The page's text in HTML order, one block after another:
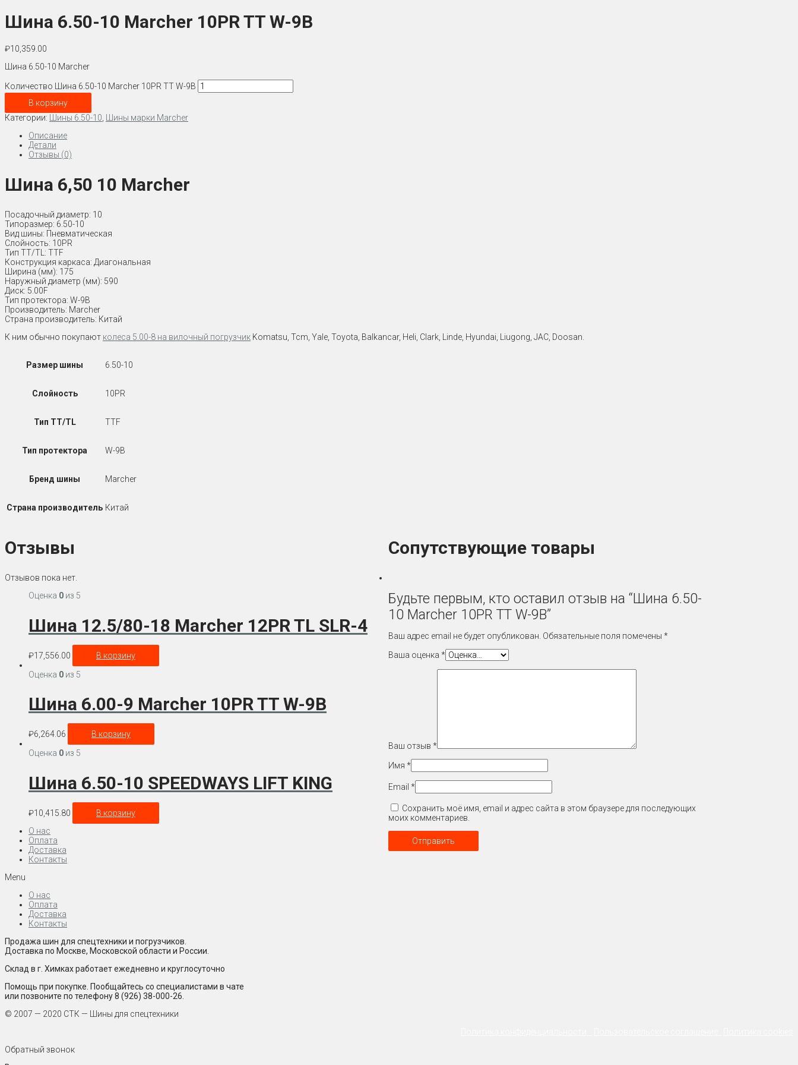
Шина 6.50-10 Marcher 10PR TT W-9B
₽10,359.00
Шина 6.50-10 Marcher
Количество Шина 6.50-10 Marcher 10PR TT W-9B
В корзину
Категории:
Шины 6.50-10
Шины марки Marcher
Описание
Детали
Отзывы (0)
Шина 6,50 10 Marcher
Посадочный диаметр: 10
Типоразмер: 6.50-10
Вид шины: Пневматическая
Слойность: 10PR
Тип TT/TL: TTF
Конструкция каркаса: Диагональная
Ширина (мм): 175
Наружный диаметр (мм): 590
Диск: 5.00F
Тип протектора: W-9B
Производитель: Marcher
Страна производитель: Китай
К ним обычно покупают колеса 5.00-8 на вилочный погрузчик Komatsu, Tcm, Yale, Toyota, Balkancar, Heli, Clark, Linde, Hyundai, Liugong, JAC, Doosan.
Размер шины 6.50-10
Слойность 10PR
Тип TT/TL TTF
Тип протектора W-9B
Бренд шины Marcher
Страна производитель Китай
Отзывы
Отзывов пока нет.
Будьте первым, кто оставил отзыв на “Шина 6.50-
10 Marcher 10PR TT W-9B”
Ваш адрес email не будет опубликован. Обязательные поля помечены*
Ваша оценка*
Ваш отзыв*
Имя*
Email*
Сохранить моё имя, email и адрес сайта в этом браузере для последующих
моих комментариев.
Сопутствующие товары
Оценка 0 из 5
Шина 12.5/80-18 Marcher 12PR TL SLR-4
₽17,556.00
В корзину
Оценка 0 из 5
Шина 6.00-9 Marcher 10PR TT W-9B
₽6,264.06
В корзину
Оценка 0 из 5
Шина 6.50-10 SPEEDWAYS LIFT KING
₽10,415.80
В корзину
О нас
Оплата
Доставка
Контакты
Menu
О нас
Оплата
Доставка
Контакты
Продажа шин для спецтехники и погрузчиков.
Доставка по Москве, Московской области и России.
Склад в г. Химках работает ежедневно и круглосуточно
Помощь при покупке. Пообщайтесь со специалистами в чате
или позвоните по телефону 8 (926) 38-000-26.
© 2007 — 2020 СТК — Шины для спецтехники
Обратный звонок